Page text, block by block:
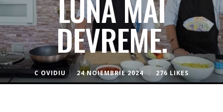
LUNĂ MAI
DEVREME.
C OVIDIU 24 NOIEMBRIE 2024 276 LIKES